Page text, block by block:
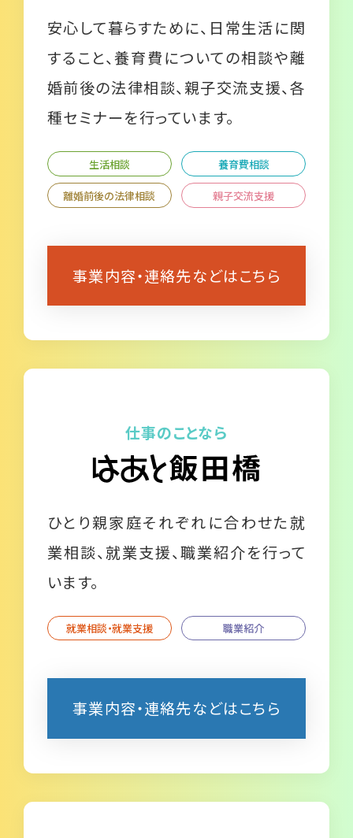
安心して暮らすために、日常生活に関
すること、養育費についての相談や離
婚前後の法律相談、親子交流支援、各
種セミナーを行っています。
生活相談 養育費相談
離婚前後の法律相談 親子交流支援
事業内容・連絡先などはこちら
仕事のことなら
ひとり親家庭それぞれに合わせた就
業相談、就業支援、職業紹介を行って
います。
就業相談・就業支援 職業紹介
事業内容・連絡先などはこちら